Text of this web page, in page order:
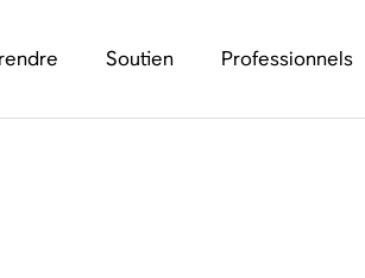
Soutien Professionnels